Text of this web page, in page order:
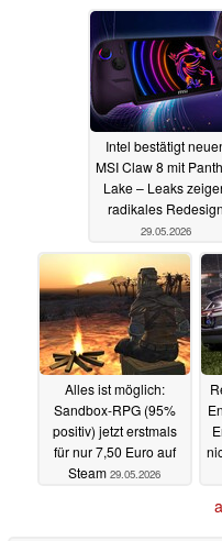
Intel bestätigt
MSI Claw 8 mit
Lake – Leaks
radikales Redesign
29.05.2026
Alles ist möglich:
Sandbox-RPG (95%
positiv) jetzt erstmals
für nur 7,50 Euro auf
Steam 29.05.2026